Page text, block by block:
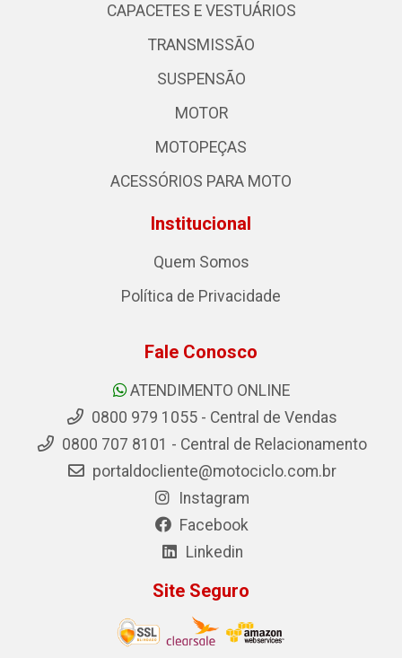
CAPACETES E VESTUÁRIOS
TRANSMISSÃO
SUSPENSÃO
MOTOR
MOTOPEÇAS
ACESSÓRIOS PARA MOTO
Institucional
Quem Somos
Política de Privacidade
Fale Conosco
ATENDIMENTO ONLINE
0800 979 1055 - Central de Vendas
0800 707 8101 - Central de Relacionamento
portaldocliente@motociclo.com.br
Instagram
Facebook
Linkedin
Site Seguro